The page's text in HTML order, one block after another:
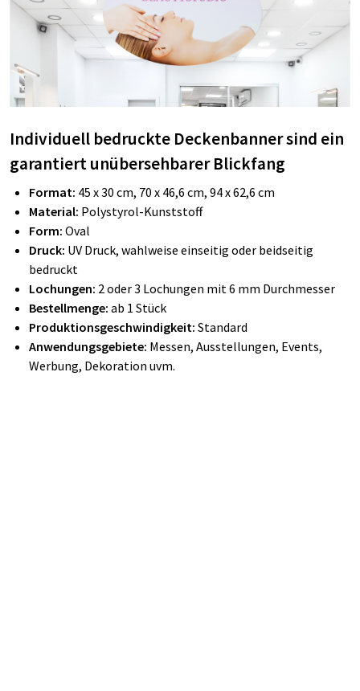
Individuell bedruckte Deckenbanner sind ein
garantiert unübersehbarer Blickfang
Format: 45 x 30 cm, 70 x 46,6 cm, 94 x 62,6 cm
Material: Polystyrol-Kunststoff
Form: Oval
Druck: UV Druck, wahlweise einseitig oder beidseitig
bedruckt
Lochungen: 2 oder 3 Lochungen mit 6 mm Durchmesser
Bestellmenge: ab 1 Stück
Produktionsgeschwindigkeit: Standard
Anwendungsgebiete: Messen, Ausstellungen, Events,
Werbung, Dekoration uvm.